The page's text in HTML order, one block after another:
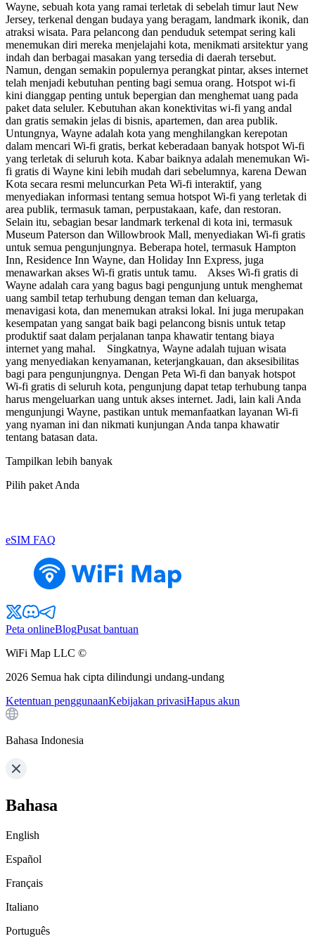
Wayne, sebuah kota yang ramai terletak di sebelah timur laut New
Jersey, terkenal dengan budaya yang beragam, landmark ikonik, dan
atraksi wisata. Para pelancong dan penduduk setempat sering kali
menemukan diri mereka menjelajahi kota, menikmati arsitektur yang
indah dan berbagai masakan yang tersedia di daerah tersebut.
Namun, dengan semakin populernya perangkat pintar, akses internet
telah menjadi kebutuhan penting bagi semua orang. Hotspot wi-fi
kini dianggap penting untuk bepergian dan menghemat uang pada
paket data seluler. Kebutuhan akan konektivitas wi-fi yang andal
dan gratis semakin jelas di bisnis, apartemen, dan area publik.
Untungnya, Wayne adalah kota yang menghilangkan kerepotan
dalam mencari Wi-fi gratis, berkat keberadaan banyak hotspot Wi-fi
yang terletak di seluruh kota. Kabar baiknya adalah menemukan Wi-
fi gratis di Wayne kini lebih mudah dari sebelumnya, karena Dewan
Kota secara resmi meluncurkan Peta Wi-fi interaktif, yang
menyediakan informasi tentang semua hotspot Wi-fi yang terletak di
area publik, termasuk taman, perpustakaan, kafe, dan restoran.
Selain itu, sebagian besar landmark terkenal di kota ini, termasuk
Museum Paterson dan Willowbrook Mall, menyediakan Wi-fi gratis
untuk semua pengunjungnya. Beberapa hotel, termasuk Hampton
Inn, Residence Inn Wayne, dan Holiday Inn Express, juga
menawarkan akses Wi-fi gratis untuk tamu. Akses Wi-fi gratis di
Wayne adalah cara yang bagus bagi pengunjung untuk menghemat
uang sambil tetap terhubung dengan teman dan keluarga,
menavigasi kota, dan menemukan atraksi lokal. Ini juga merupakan
kesempatan yang sangat baik bagi pelancong bisnis untuk tetap
produktif saat dalam perjalanan tanpa khawatir tentang biaya
internet yang mahal. Singkatnya, Wayne adalah tujuan wisata
yang menyediakan kenyamanan, keterjangkauan, dan aksesibilitas
bagi para pengunjungnya. Dengan Peta Wi-fi dan banyak hotspot
Wi-fi gratis di seluruh kota, pengunjung dapat tetap terhubung tanpa
harus mengeluarkan uang untuk akses internet. Jadi, lain kali Anda
mengunjungi Wayne, pastikan untuk memanfaatkan layanan Wi-fi
yang nyaman ini dan nikmati kunjungan Anda tanpa khawatir
tentang batasan data.
Tampilkan lebih banyak
Pilih paket Anda
eSIM FAQ
Peta onlineBlogPusat bantuan
WiFi Map LLC ©
2026 Semua hak cipta dilindungi undang-undang
Ketentuan penggunaanKebijakan privasiHapus akun
Bahasa Indonesia
Bahasa
English
Español
Français
Italiano
Português